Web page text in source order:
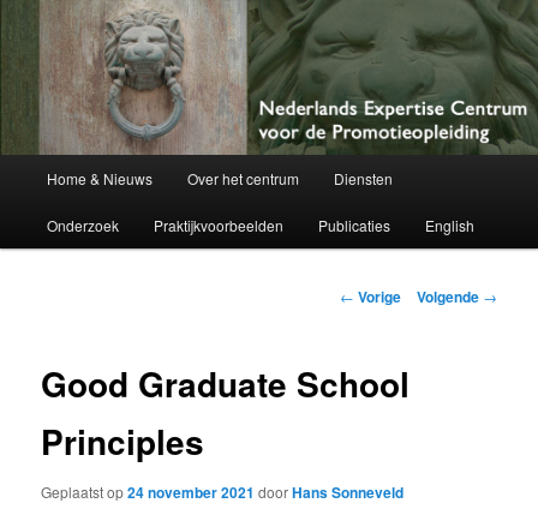
Nederlands Expertise Centrum voor
de Promotieopleiding
Netherlands Centre of Expertise for Doctoral Education
Spring
naar
inhoud
Home & Nieuws Over het centrum Diensten
Onderzoek Praktijkvoorbeelden Publicaties English
Berichtnavigatie
← Vorige Volgende →
Good Graduate School
Principles
Geplaatst op24 november 2021 doorHans Sonneveld